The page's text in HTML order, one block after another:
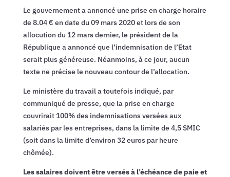
Le gouvernement a annoncé une prise en charge horaire
de 8.04 € en date du 09 mars 2020 et lors de son
allocution du 12 mars dernier, le président de la
République a annoncé que l’indemnisation de l’Etat
serait plus généreuse. Néanmoins, à ce jour, aucun
texte ne précise le nouveau contour de l’allocation.
Le ministère du travail a toutefois indiqué, par
communiqué de presse, que la prise en charge
couvrirait 100% des indemnisations versées aux
salariés par les entreprises, dans la limite de 4,5 SMIC
(soit dans la limite d’environ 32 euros par heure
chômée).
Les salaires doivent être versés à l’échéance de paie et